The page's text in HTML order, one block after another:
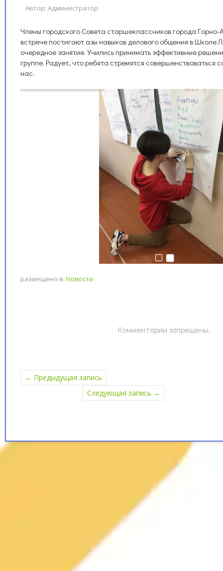
Автор: Администратор
Члены городского Совета старшеклассников города
встрече постигают азы навыков делового общения в Школе
очередное занятие. Учились принимать эффективные
группе. Радует, что ребята стремятся совершенствоваться
нас.
размещено в: Новости
Комментарии запрещены.
← Предыдущая запись
Следующая запись →